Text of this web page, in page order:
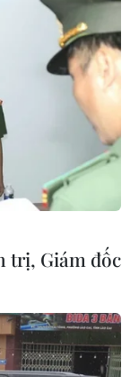
trị, Giám đốc